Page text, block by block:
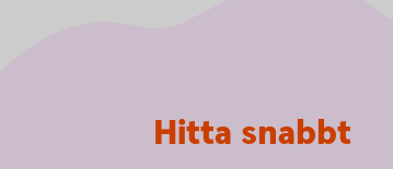
Hitta snabbt